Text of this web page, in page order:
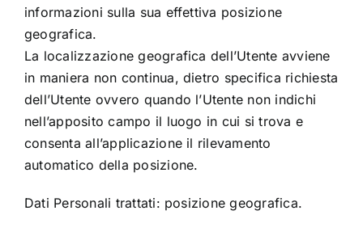
informazioni sulla sua effettiva posizione
geografica.
La localizzazione geografica dell’Utente avviene
in maniera non continua, dietro specifica richiesta
dell’Utente ovvero quando l’Utente non indichi
nell’apposito campo il luogo in cui si trova e
consenta all’applicazione il rilevamento
automatico della posizione.
Dati Personali trattati: posizione geografica.